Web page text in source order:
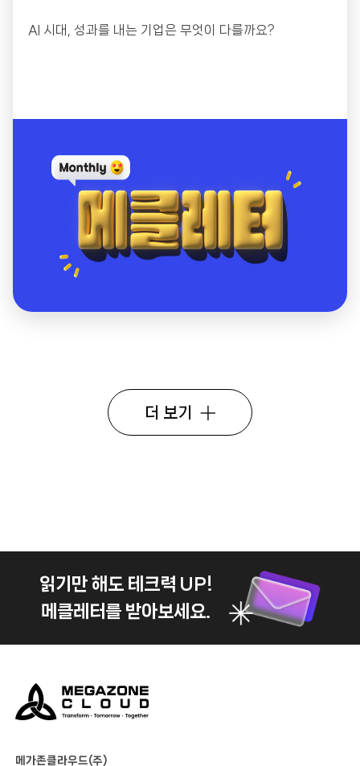
AI 시대, 성과를 내는 기업은 무엇이 다를까요?
더 보기
읽기만 해도 테크력 UP!
메클레터를 받아보세요.
메가존클라우드(주)